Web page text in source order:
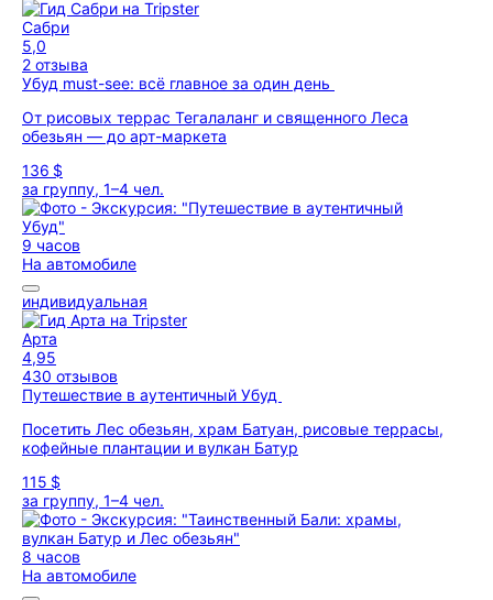
Сабри
5,0
2 отзыва
Убуд must-see: всё главное за один день
От рисовых террас Тегалаланг и священного Леса
обезьян — до арт-маркета
136 $
за группу, 1–4 чел.
9 часов
На автомобиле
индивидуальная
Арта
4,95
430 отзывов
Путешествие в аутентичный Убуд
Посетить Лес обезьян, храм Батуан, рисовые террасы,
кофейные плантации и вулкан Батур
115 $
за группу, 1–4 чел.
8 часов
На автомобиле